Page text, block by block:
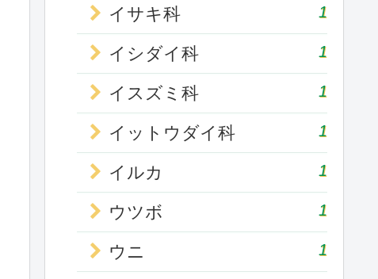
イサキ科 1
イシダイ科 1
イスズミ科 1
イットウダイ科 1
イルカ 1
ウツボ 1
ウニ 1